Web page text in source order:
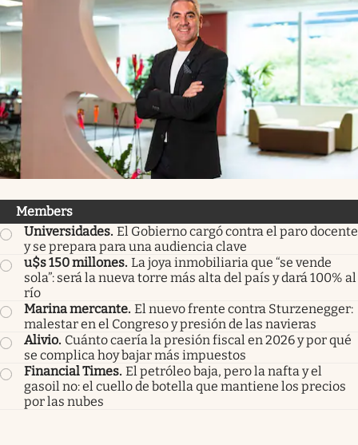
Infotechnology
Clima
Mundial 2026
Eventos Corporativos
El Cronista Studio
Mediakit
abre en nueva pestaña
Argentina
Members
Universidades. El Gobierno cargó contra el paro docente
y se prepara para una audiencia clave
u$s 150 millones. La joya inmobiliaria que “se vende
sola”: será la nueva torre más alta del país y dará 100% al
río
Marina mercante. El nuevo frente contra Sturzenegger:
malestar en el Congreso y presión de las navieras
Alivio. Cuánto caería la presión fiscal en 2026 y por qué
se complica hoy bajar más impuestos
Financial Times. El petróleo baja, pero la nafta y el
gasoil no: el cuello de botella que mantiene los precios
por las nubes